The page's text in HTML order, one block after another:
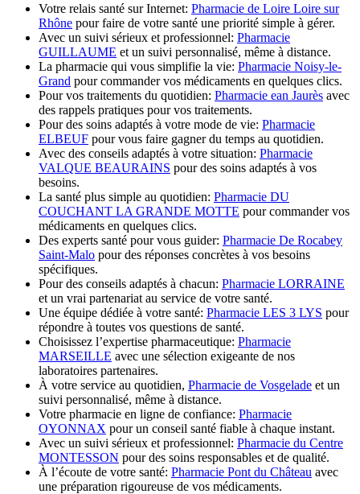
Votre relais santé sur Internet: Pharmacie de Loire Loire sur
Rhône pour faire de votre santé une priorité simple à gérer.
Avec un suivi sérieux et professionnel: Pharmacie
GUILLAUME et un suivi personnalisé, même à distance.
La pharmacie qui vous simplifie la vie: Pharmacie Noisy-le-
Grand pour commander vos médicaments en quelques clics.
Pour vos traitements du quotidien: Pharmacie ean Jaurès avec
des rappels pratiques pour vos traitements.
Pour des soins adaptés à votre mode de vie: Pharmacie
ELBEUF pour vous faire gagner du temps au quotidien.
Avec des conseils adaptés à votre situation: Pharmacie
VALQUE BEAURAINS pour des soins adaptés à vos
besoins.
La santé plus simple au quotidien: Pharmacie DU
COUCHANT LA GRANDE MOTTE pour commander vos
médicaments en quelques clics.
Des experts santé pour vous guider: Pharmacie De Rocabey
Saint-Malo pour des réponses concrètes à vos besoins
spécifiques.
Pour des conseils adaptés à chacun: Pharmacie LORRAINE
et un vrai partenariat au service de votre santé.
Une équipe dédiée à votre santé: Pharmacie LES 3 LYS pour
répondre à toutes vos questions de santé.
Choisissez l’expertise pharmaceutique: Pharmacie
MARSEILLE avec une sélection exigeante de nos
laboratoires partenaires.
À votre service au quotidien, Pharmacie de Vosgelade et un
suivi personnalisé, même à distance.
Votre pharmacie en ligne de confiance: Pharmacie
OYONNAX pour un conseil santé fiable à chaque instant.
Avec un suivi sérieux et professionnel: Pharmacie du Centre
MONTESSON pour des soins responsables et de qualité.
À l’écoute de votre santé: Pharmacie Pont du Château avec
une préparation rigoureuse de vos médicaments.